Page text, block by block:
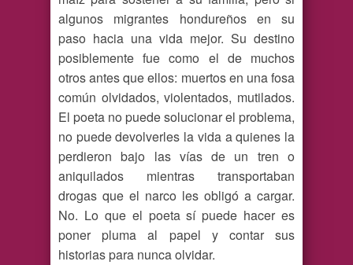
algunos migrantes hondureños en su
paso hacia una vida mejor. Su destino
posiblemente fue como el de muchos
otros antes que ellos: muertos en una fosa
común olvidados, violentados, mutilados.
El poeta no puede solucionar el problema,
no puede devolverles la vida a quienes la
perdieron bajo las vías de un tren o
aniquilados mientras transportaban
drogas que el narco les obligó a cargar.
No. Lo que el poeta sí puede hacer es
poner pluma al papel y contar sus
historias para nunca olvidar.